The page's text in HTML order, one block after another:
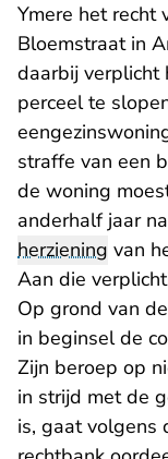
Ymere het recht
Bloemstraat in
daarbij
perceel te
straffe van een
de woning
anderhalf jaar
herziening van
Aan die
Op grond van
in beginsel de
Zijn beroep op
in strijd met de
is, gaat volgens